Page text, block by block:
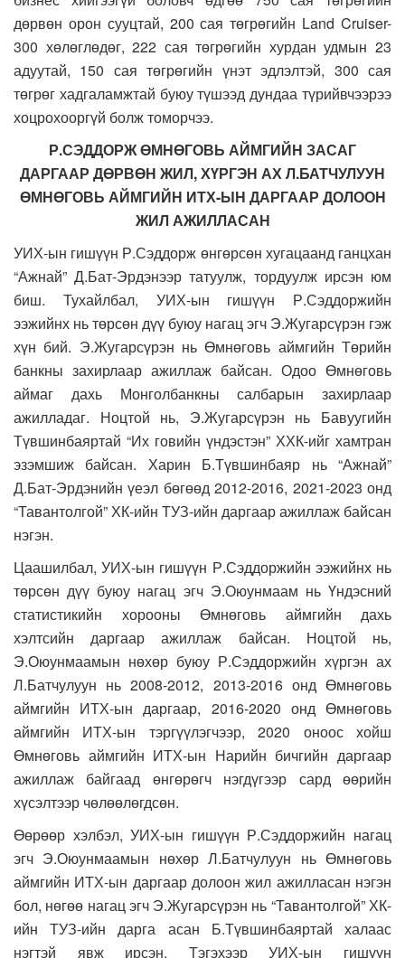
дөрвөн орон сууцтай, 200 сая төгрөгийн Land Cruiser-
300 хөлөглөдөг, 222 сая төгрөгийн хурдан удмын 23
адуутай, 150 сая төгрөгийн үнэт эдлэлтэй, 300 сая
төгрөг хадгаламжтай буюу түшээд дундаа түрийвчээрээ
хоцрохооргүй болж томорчээ.
Р.СЭДДОРЖ ӨМНӨГОВЬ АЙМГИЙН ЗАСАГ
ДАРГААР ДӨРВӨН ЖИЛ, ХҮРГЭН АХ Л.БАТЧУЛУУН
ӨМНӨГОВЬ АЙМГИЙН ИТХ-ЫН ДАРГААР ДОЛООН
ЖИЛ АЖИЛЛАСАН
УИХ-ын гишүүн Р.Сэддорж өнгөрсөн хугацаанд ганцхан
“Ажнай” Д.Бат-Эрдэнээр татуулж, тордуулж ирсэн юм
биш. Тухайлбал, УИХ-ын гишүүн Р.Сэддоржийн
ээжийнх нь төрсөн дүү буюу нагац эгч Э.Жугарсүрэн гэж
хүн бий. Э.Жугарсүрэн нь Өмнөговь аймгийн Төрийн
банкны захирлаар ажиллаж байсан. Одоо Өмнөговь
аймаг дахь Монголбанкны салбарын захирлаар
ажилладаг. Ноцтой нь, Э.Жугарсүрэн нь Бавуугийн
Түвшинбаяртай “Их говийн үндэстэн” ХХК-ийг хамтран
эзэмшиж байсан. Харин Б.Түвшинбаяр нь “Ажнай”
Д.Бат-Эрдэнийн үеэл бөгөөд 2012-2016, 2021-2023 онд
“Тавантолгой” ХК-ийн ТУЗ-ийн даргаар ажиллаж байсан
нэгэн.
Цаашилбал, УИХ-ын гишүүн Р.Сэддоржийн ээжийнх нь
төрсөн дүү буюу нагац эгч Э.Оюунмаам нь Үндэсний
статистикийн хорооны Өмнөговь аймгийн дахь
хэлтсийн даргаар ажиллаж байсан. Ноцтой нь,
Э.Оюунмаамын нөхөр буюу Р.Сэддоржийн хүргэн ах
Л.Батчулуун нь 2008-2012, 2013-2016 онд Өмнөговь
аймгийн ИТХ-ын даргаар, 2016-2020 онд Өмнөговь
аймгийн ИТХ-ын тэргүүлэгчээр, 2020 оноос хойш
Өмнөговь аймгийн ИТХ-ын Нарийн бичгийн даргаар
ажиллаж байгаад өнгөрөгч нэгдүгээр сард өөрийн
хүсэлтээр чөлөөлөгдсөн.
Өөрөөр хэлбэл, УИХ-ын гишүүн Р.Сэддоржийн нагац
эгч Э.Оюунмаамын нөхөр Л.Батчулуун нь Өмнөговь
аймгийн ИТХ-ын даргаар долоон жил ажилласан нэгэн
бол, нөгөө нагац эгч Э.Жугарсүрэн нь “Тавантолгой” ХК-
ийн ТУЗ-ийн дарга асан Б.Түвшинбаяртай халаас
нэгтэй явж ирсэн. Тэгэхээр УИХ-ын гишүүн